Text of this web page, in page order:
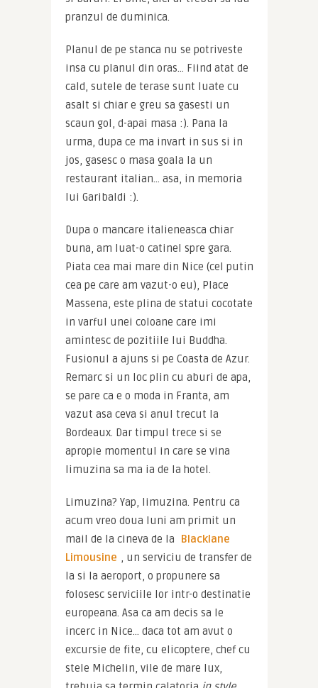
pranzul de duminica.
Planul de pe stanca nu se potriveste
insa cu planul din oras… Fiind atat de
cald, sutele de terase sunt luate cu
asalt si chiar e greu sa gasesti un
scaun gol, d-apai masa :). Pana la
urma, dupa ce ma invart in sus si in
jos, gasesc o masa goala la un
restaurant italian… asa, in memoria
lui Garibaldi :).
Dupa o mancare italieneasca chiar
buna, am luat-o catinel spre gara.
Piata cea mai mare din Nice (cel putin
cea pe care am vazut-o eu), Place
Massena, este plina de statui cocotate
in varful unei coloane care imi
amintesc de pozitiile lui Buddha.
Fusionul a ajuns si pe Coasta de Azur.
Remarc si un loc plin cu aburi de apa,
se pare ca e o moda in Franta, am
vazut asa ceva si anul trecut la
Bordeaux. Dar timpul trece si se
apropie momentul in care se vina
limuzina sa ma ia de la hotel.
Limuzina? Yap, limuzina. Pentru ca
acum vreo doua luni am primit un
mail de la cineva de la
Blacklane
Limousine , un serviciu de transfer de
la si la aeroport, o propunere sa
folosesc serviciile lor intr-o destinatie
europeana. Asa ca am decis sa le
incerc in Nice… daca tot am avut o
excursie de fite, cu elicoptere, chef cu
stele Michelin, vile de mare lux,